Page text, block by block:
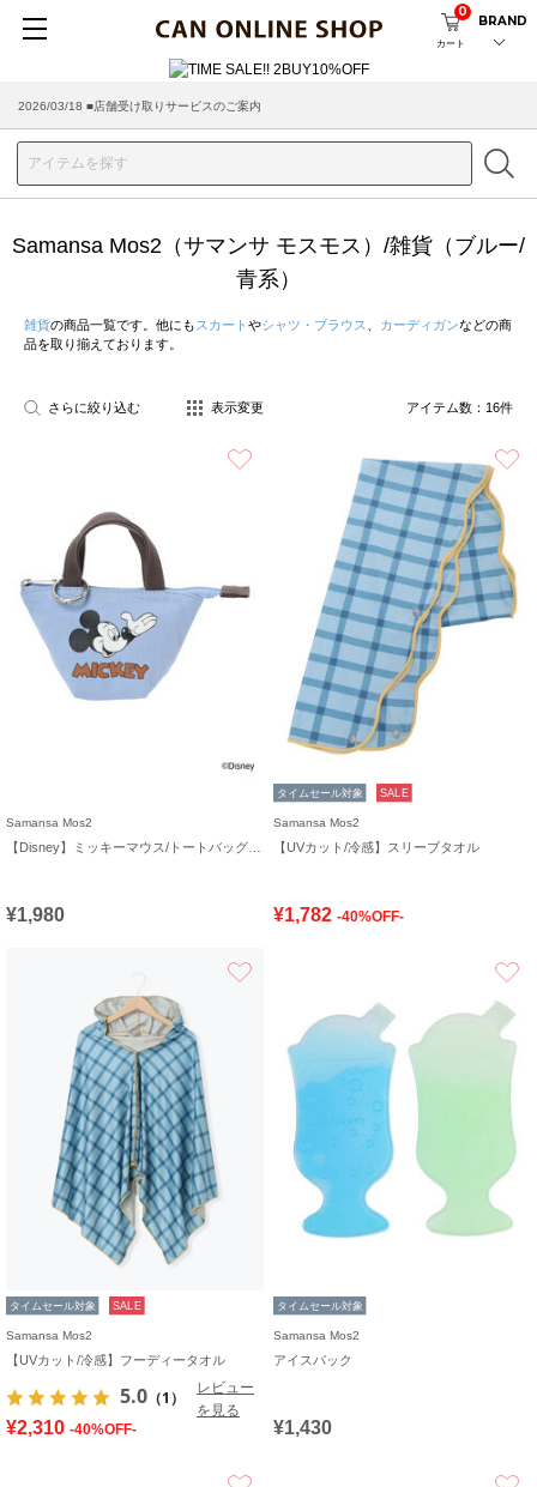
カート
0
BRAND
2026/03/18 ■店舗受け取りサービスのご案内
Samansa Mos2（サマンサ モスモス）/雑貨（ブルー/
青系）
雑貨の商品一覧です。他にも スカート やシャツ・ブラウス カーディガンなどの商
品を取り揃えております。
さらに絞り込む 表示変更 アイテム数： 16件
Samansa Mos2
¥1,980
タイムセール対象 SALE
Samansa Mos2
【UVカット/冷感】スリーブタオル
¥1,782 -40%OFF-
タイムセール対象 SALE
Samansa Mos2
【UVカット/冷感】フーディータオル
5.0 （1）
レビュー
を見る
¥2,310 -40%OFF-
タイムセール対象
Samansa Mos2
アイスパック
¥1,430